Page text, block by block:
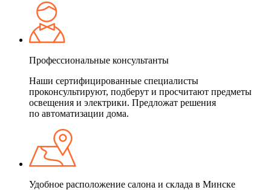
Профессиональные консультанты
Наши сертифицированные специалисты
проконсультируют, подберут и просчитают предметы
освещения и электрики. Предложат решения
по автоматизации дома.
Удобное расположение салона и склада в Минске